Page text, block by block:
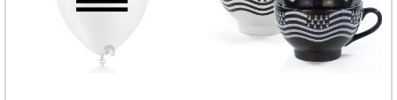
Ajouter
aux
favoris